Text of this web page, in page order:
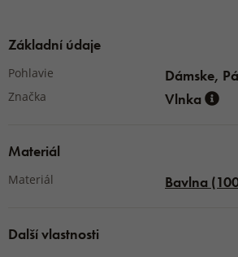
Základní údaje
Pohlavie Dámske,
Značka Vlnka
Materiál
Materiál Bavlna
Další vlastnosti